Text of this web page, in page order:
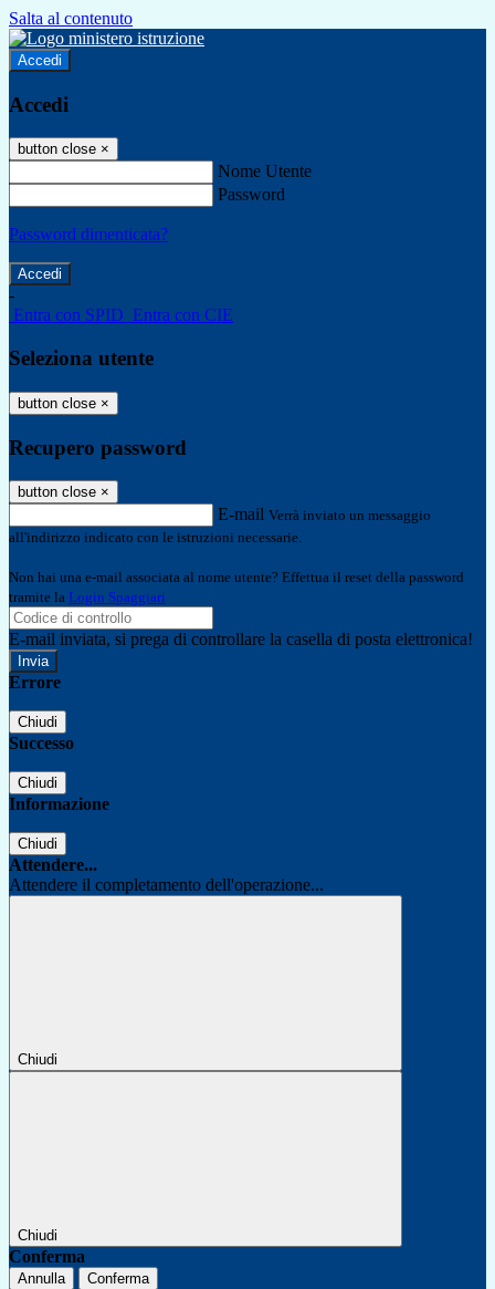
Salta al contenuto
Accedi
Accedi
button close ×
Nome Utente
Password
Password dimenticata?
-
Entra con SPID Entra con CIE
Seleziona utente
button close ×
Recupero password
button close ×
E-mail Verrà inviato un messaggio
all'indirizzo indicato con le istruzioni necessarie.
Non hai una e-mail associata al nome utente? Effettua il reset della password
tramite la Login Spaggiari
E-mail inviata, si prega di controllare la casella di posta elettronica!
Errore
Chiudi
Successo
Chiudi
Informazione
Chiudi
Attendere...
Attendere il completamento dell'operazione...
Chiudi
Chiudi
Conferma
Annulla Conferma